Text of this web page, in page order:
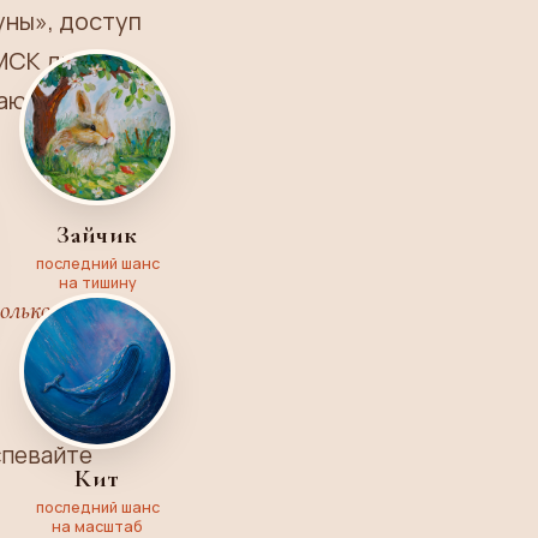
доступ
двери
Крутите
Кит
последний шанс
на масштаб
Зайчик
последний шанс
на тишину